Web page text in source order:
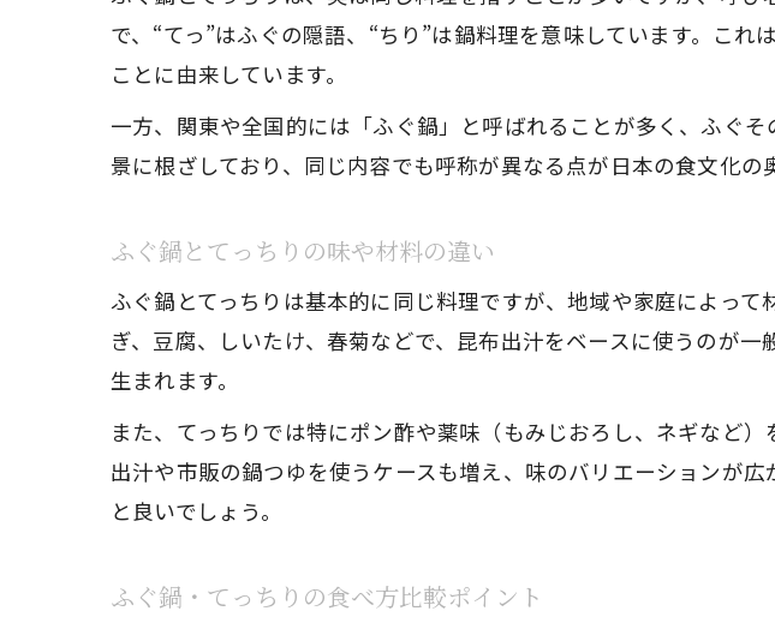
で、“てっ”はふぐの隠語、“ちり”は鍋料理を意味しています。こ
ことに由来しています。
一方、関東や全国的には「ふぐ鍋」と呼ばれることが多く、ふぐ
景に根ざしており、同じ内容でも呼称が異なる点が日本の食文化の
ふぐ鍋とてっちりの味や材料の違い
ふぐ鍋とてっちりは基本的に同じ料理ですが、地域や家庭によっ
ぎ、豆腐、しいたけ、春菊などで、昆布出汁をベースに使うのが
生まれます。
また、てっちりでは特にポン酢や薬味（もみじおろし、ネギなど
出汁や市販の鍋つゆを使うケースも増え、味のバリエーションが
と良いでしょう。
ふぐ鍋・てっちりの食べ方比較ポイント